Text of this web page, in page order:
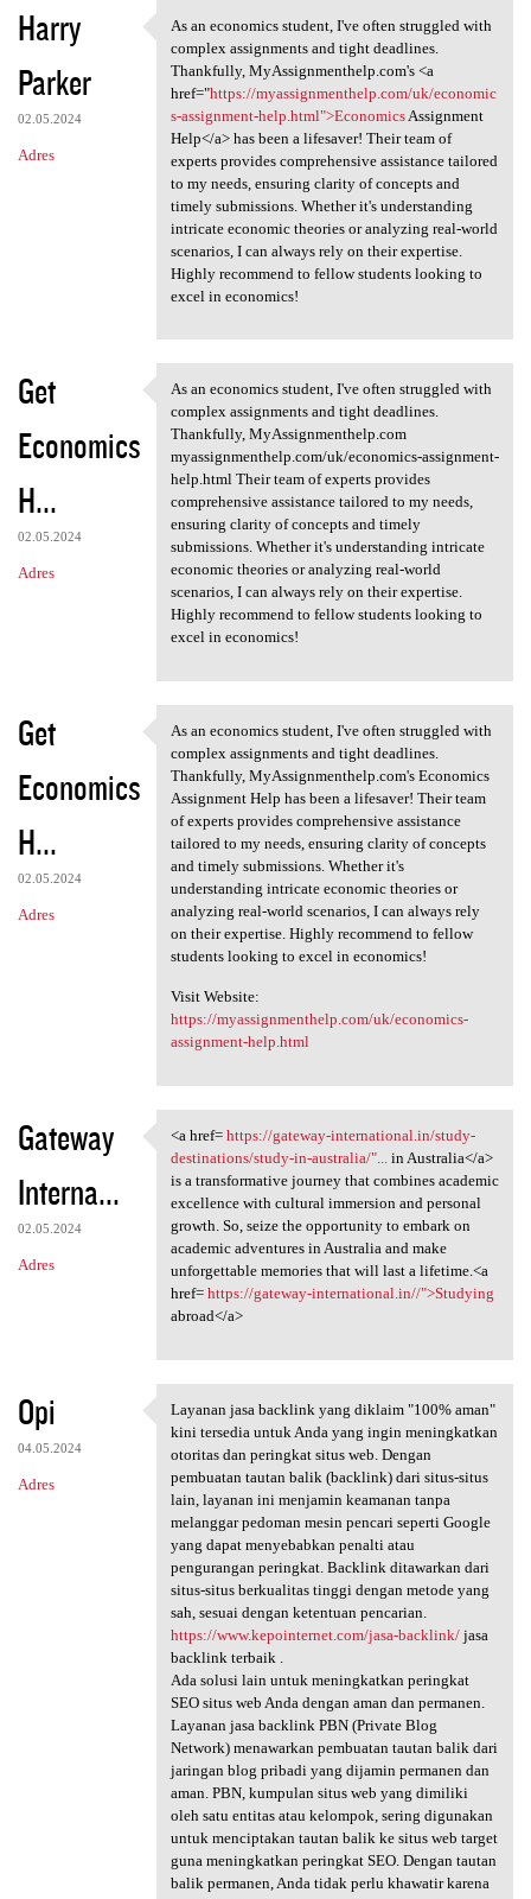
Harry
Parker
02.05.2024
Adres
As an economics student, I've
As an economics student, I've often struggled with
complex assignments and tight deadlines.
Thankfully, MyAssignmenthelp.com's <a
href="https://myassignmenthelp.com/uk/economic
s-assignment-help.html">EconomicsAssignment
Help</a> has been a lifesaver! Their team of
experts provides comprehensive assistance tailored
to my needs, ensuring clarity of concepts and
timely submissions. Whether it's understanding
intricate economic theories or analyzing real-world
scenarios, I can always rely on their expertise.
Highly recommend to fellow students looking to
excel in economics!
Get
Economics
H...
02.05.2024
Adres
As an economics student, I've
As an economics student, I've often struggled with
complex assignments and tight deadlines.
Thankfully, MyAssignmenthelp.com
myassignmenthelp.com/uk/economics-assignment-
help.html Their team of experts provides
comprehensive assistance tailored to my needs,
ensuring clarity of concepts and timely
submissions. Whether it's understanding intricate
economic theories or analyzing real-world
scenarios, I can always rely on their expertise.
Highly recommend to fellow students looking to
excel in economics!
Get
Economics
H...
02.05.2024
Adres
As an economics student, I've
As an economics student, I've often struggled with
complex assignments and tight deadlines.
Thankfully, MyAssignmenthelp.com's Economics
Assignment Help has been a lifesaver! Their team
of experts provides comprehensive assistance
tailored to my needs, ensuring clarity of concepts
and timely submissions. Whether it's
understanding intricate economic theories or
analyzing real-world scenarios, I can always rely
on their expertise. Highly recommend to fellow
students looking to excel in economics!
Visit Website:
https://myassignmenthelp.com/uk/economics-
assignment-help.html
Gateway
Interna...
02.05.2024
Adres
<a href= https://gateway
<a href= https://gateway-international.in/study-
destinations/study-in-australia/"...
in Australia</a>
is a transformative journey that combines academic
excellence with cultural immersion and personal
growth. So, seize the opportunity to embark on
academic adventures in Australia and make
unforgettable memories that will last a lifetime.<a
href= https://gateway-international.in//">Studying
abroad</a>
Opi
04.05.2024
Adres
Layanan jasa backlink yang
Layanan jasa backlink yang diklaim "100% aman"
kini tersedia untuk Anda yang ingin meningkatkan
otoritas dan peringkat situs web. Dengan
pembuatan tautan balik (backlink) dari situs-situs
lain, layanan ini menjamin keamanan tanpa
melanggar pedoman mesin pencari seperti Google
yang dapat menyebabkan penalti atau
pengurangan peringkat. Backlink ditawarkan dari
situs-situs berkualitas tinggi dengan metode yang
sah, sesuai dengan ketentuan pencarian.
https://www.kepointernet.com/jasa-backlink/jasa
backlink terbaik .
Ada solusi lain untuk meningkatkan peringkat
SEO situs web Anda dengan aman dan permanen.
Layanan jasa backlink PBN (Private Blog
Network) menawarkan pembuatan tautan balik dari
jaringan blog pribadi yang dijamin permanen dan
aman. PBN, kumpulan situs web yang dimiliki
oleh satu entitas atau kelompok, sering digunakan
untuk menciptakan tautan balik ke situs web target
guna meningkatkan peringkat SEO. Dengan tautan
balik permanen, Anda tidak perlu khawatir karena